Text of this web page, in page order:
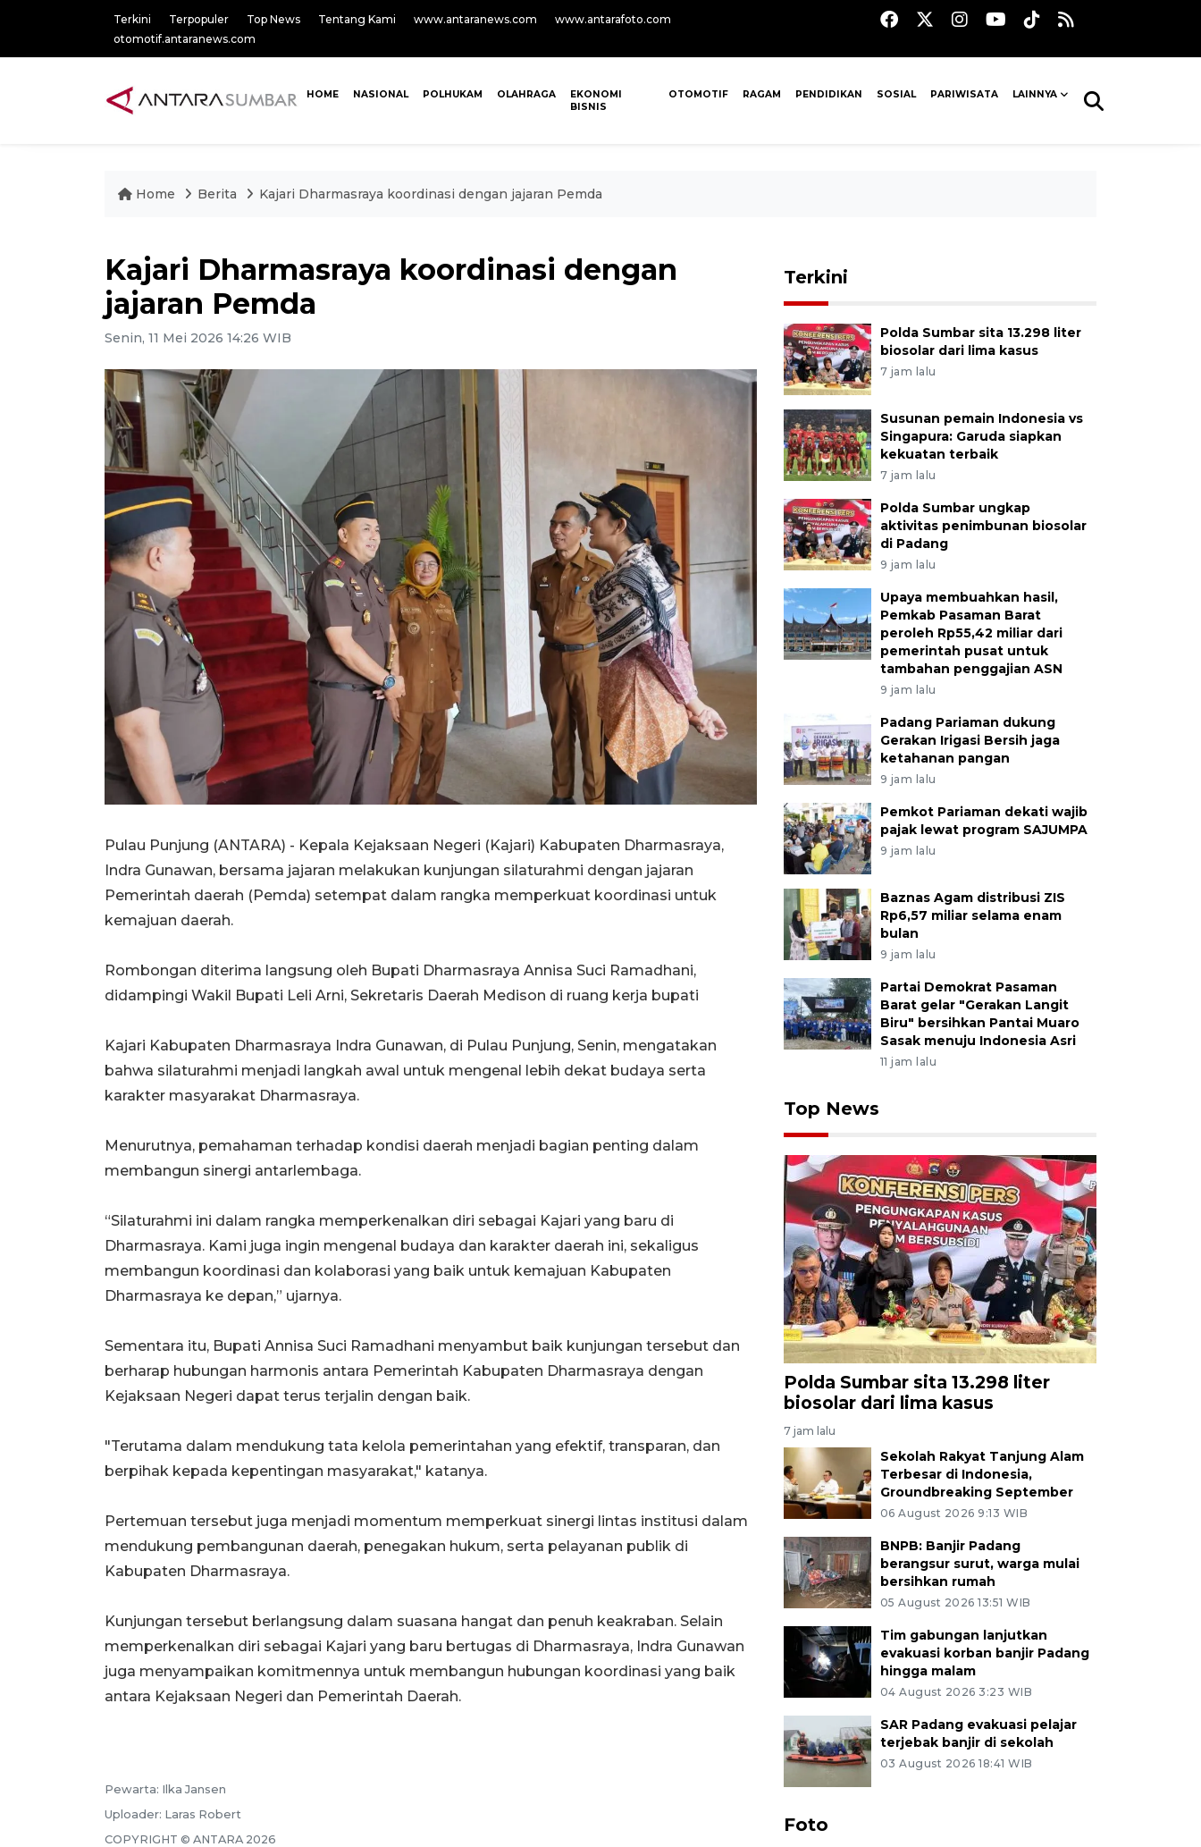
Terkini Terpopuler Top News Tentang Kami www.antaranews.com
www.antarafoto.com
otomotif.antaranews.com
HOME NASIONAL POLHUKAM OLAHRAGA
EKONOMI
BISNIS
OTOMOTIF RAGAM PENDIDIKAN SOSIAL PARIWISATA LAINNYA
Home Berita Kajari Dharmasraya koordinasi dengan jajaran Pemda
Kajari Dharmasraya koordinasi dengan
jajaran Pemda
Senin, 11 Mei 2026 14:26 WIB
Pulau Punjung (ANTARA) - Kepala Kejaksaan Negeri (Kajari) Kabupaten Dharmasraya,
Indra Gunawan, bersama jajaran melakukan kunjungan silaturahmi dengan jajaran
Pemerintah daerah (Pemda) setempat dalam rangka memperkuat koordinasi untuk
kemajuan daerah.
Rombongan diterima langsung oleh Bupati Dharmasraya Annisa Suci Ramadhani,
didampingi Wakil Bupati Leli Arni, Sekretaris Daerah Medison di ruang kerja bupati
Kajari Kabupaten Dharmasraya Indra Gunawan, di Pulau Punjung, Senin, mengatakan
bahwa silaturahmi menjadi langkah awal untuk mengenal lebih dekat budaya serta
karakter masyarakat Dharmasraya.
Menurutnya, pemahaman terhadap kondisi daerah menjadi bagian penting dalam
membangun sinergi antarlembaga.
“Silaturahmi ini dalam rangka memperkenalkan diri sebagai Kajari yang baru di
Dharmasraya. Kami juga ingin mengenal budaya dan karakter daerah ini, sekaligus
membangun koordinasi dan kolaborasi yang baik untuk kemajuan Kabupaten
Dharmasraya ke depan,” ujarnya.
Sementara itu, Bupati Annisa Suci Ramadhani menyambut baik kunjungan tersebut dan
berharap hubungan harmonis antara Pemerintah Kabupaten Dharmasraya dengan
Kejaksaan Negeri dapat terus terjalin dengan baik.
"Terutama dalam mendukung tata kelola pemerintahan yang efektif, transparan, dan
berpihak kepada kepentingan masyarakat," katanya.
Pertemuan tersebut juga menjadi momentum memperkuat sinergi lintas institusi dalam
mendukung pembangunan daerah, penegakan hukum, serta pelayanan publik di
Kabupaten Dharmasraya.
Kunjungan tersebut berlangsung dalam suasana hangat dan penuh keakraban. Selain
memperkenalkan diri sebagai Kajari yang baru bertugas di Dharmasraya, Indra Gunawan
juga menyampaikan komitmennya untuk membangun hubungan koordinasi yang baik
antara Kejaksaan Negeri dan Pemerintah Daerah.
Pewarta: Ilka Jansen
Uploader: Laras Robert
COPYRIGHT © ANTARA 2026
Terkini
Polda Sumbar sita 13.298 liter
biosolar dari lima kasus
7 jam lalu
Susunan pemain Indonesia vs
Singapura: Garuda siapkan
kekuatan terbaik
7 jam lalu
Polda Sumbar ungkap
aktivitas penimbunan biosolar
di Padang
9 jam lalu
Upaya membuahkan hasil,
Pemkab Pasaman Barat
peroleh Rp55,42 miliar dari
pemerintah pusat untuk
tambahan penggajian ASN
9 jam lalu
Padang Pariaman dukung
Gerakan Irigasi Bersih jaga
ketahanan pangan
9 jam lalu
Pemkot Pariaman dekati wajib
pajak lewat program SAJUMPA
9 jam lalu
Baznas Agam distribusi ZIS
Rp6,57 miliar selama enam
bulan
9 jam lalu
Partai Demokrat Pasaman
Barat gelar "Gerakan Langit
Biru" bersihkan Pantai Muaro
Sasak menuju Indonesia Asri
11 jam lalu
Top News
Polda Sumbar sita 13.298 liter
biosolar dari lima kasus
7 jam lalu
Sekolah Rakyat Tanjung Alam
Terbesar di Indonesia,
Groundbreaking September
06 August 2026 9:13 WIB
BNPB: Banjir Padang
berangsur surut, warga mulai
bersihkan rumah
05 August 2026 13:51 WIB
Tim gabungan lanjutkan
evakuasi korban banjir Padang
hingga malam
04 August 2026 3:23 WIB
SAR Padang evakuasi pelajar
terjebak banjir di sekolah
03 August 2026 18:41 WIB
Foto